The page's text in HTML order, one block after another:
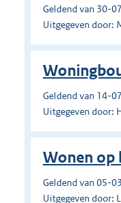
Geldend van 30-
Uitgegeven door:
Geldend van 14-
Uitgegeven door:
Wonen op
Geldend van 05-
Uitgegeven door: